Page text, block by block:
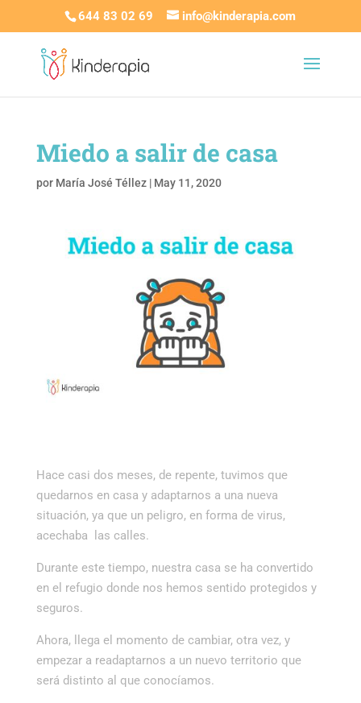
644 83 02 69 info@kinderapia.com
Miedo a salir de casa
por María José Téllez| May 11, 2020
Hace casi dos meses, de repente, tuvimos que
quedarnos en casa y adaptarnos a una nueva
situación, ya que un peligro, en forma de virus,
acechaba las calles.
Durante este tiempo, nuestra casa se ha convertido
en el refugio donde nos hemos sentido protegidos y
seguros.
Ahora, llega el momento de cambiar, otra vez, y
empezar a readaptarnos a un nuevo territorio que
será distinto al que conocíamos.